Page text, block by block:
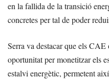
en la fallida de la transició
concretes per tal de poder
Serra va destacar que els
oportunitat per monetitzar els
estalvi energètic, permetent